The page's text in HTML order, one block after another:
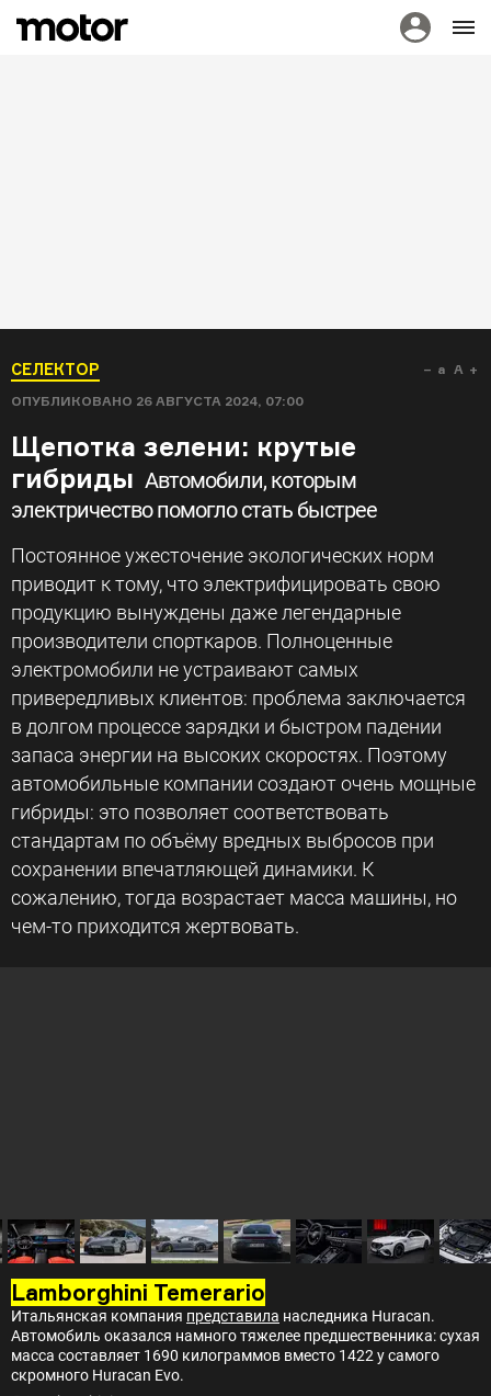
СЕЛЕКТОР
ОПУБЛИКОВАНО 26 АВГУСТА 2024, 07:00
a A
Щепотка зелени: крутые
гибриды Автомобили, которым
электричество помогло стать быстрее
Постоянное ужесточение экологических норм
приводит к тому, что электрифицировать свою
продукцию вынуждены даже легендарные
производители спорткаров. Полноценные
электромобили не устраивают самых
привередливых клиентов: проблема заключается
в долгом процессе зарядки и быстром падении
запаса энергии на высоких скоростях. Поэтому
автомобильные компании создают очень мощные
гибриды: это позволяет соответствовать
стандартам по объёму вредных выбросов при
сохранении впечатляющей динамики. К
сожалению, тогда возрастает масса машины, но
чем-то приходится жертвовать.
Lamborghini Temerario
Итальянская компания представила наследника Huracan.
Автомобиль оказался намного тяжелее предшественника: сухая
масса составляет 1690 килограммов вместо 1422 у самого
скромного Huracan Evo.